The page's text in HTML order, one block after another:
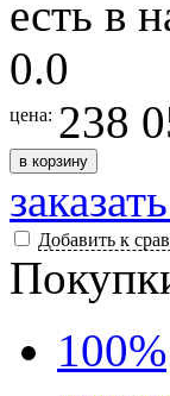
есть в
0.0
цена: 238
в корзину
Добавить к
100%